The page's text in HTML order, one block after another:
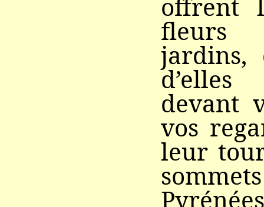
offrent
jardins,
devant
vos
leur